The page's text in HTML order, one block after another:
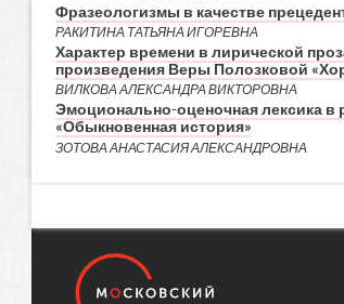
Фразеологизмы в качестве
РАКИТИНА ТАТЬЯНА ИГОРЕВНА
Характер времени в лирической
произведения Веры Полозковой
ВИЛКОВА АЛЕКСАНДРА ВИКТОРОВНА
Эмоционально-оценочная лексика в
«Обыкновенная история»
ЗОТОВА АНАСТАСИЯ АЛЕКСАНДРОВНА